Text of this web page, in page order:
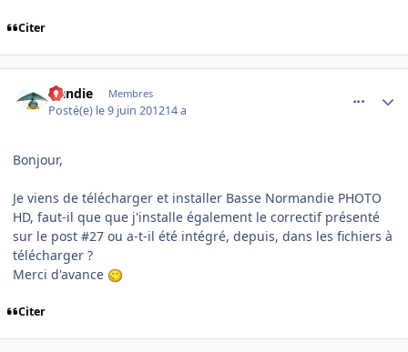
Citer
Handie Membres
Posté(e) le 9 juin 201214 a
Bonjour,
Je viens de télécharger et installer Basse Normandie PHOTO
HD, faut-il que que j'installe également le correctif présenté
sur le post #27 ou a-t-il été intégré, depuis, dans les fichiers à
télécharger ?
Merci d'avance
Citer